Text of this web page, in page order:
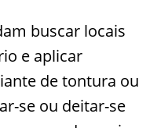
buscar locais
e aplicar
de tontura ou
se ou deitar-se